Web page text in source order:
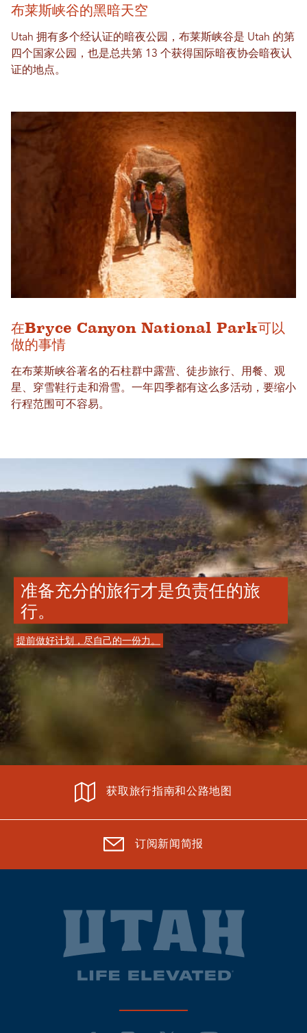
布莱斯峡谷的黑暗天空
Utah 拥有多个经认证的暗夜公园，布莱斯峡谷是 Utah 的第
四个国家公园，也是总共第 13 个获得国际暗夜协会暗夜认
证的地点。
在Bryce Canyon National Park可以
做的事情
在布莱斯峡谷著名的石柱群中露营、徒步旅行、用餐、观
星、穿雪鞋行走和滑雪。一年四季都有这么多活动，要缩小
行程范围可不容易。
准备充分的旅行才是负责任的旅
行。
提前做好计划，尽自己的一份力。
获取旅行指南和公路地图
订阅新闻简报